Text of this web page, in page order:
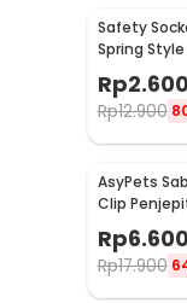
Safety
Spring
Rp2.600
Rp12.900
AsyPets
Clip
PCS - PJP4
Rp6.600
Rp17.900